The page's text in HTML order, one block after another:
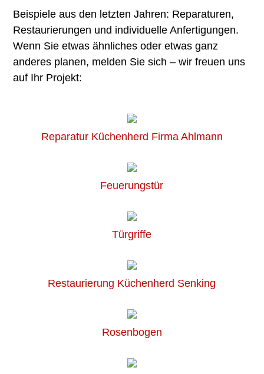
Beispiele aus den letzten Jahren: Reparaturen,
Restaurierungen und individuelle Anfertigungen.
Wenn Sie etwas ähnliches oder etwas ganz
anderes planen, melden Sie sich – wir freuen uns
auf Ihr Projekt:
Reparatur Küchenherd Firma Ahlmann
Feuerungstür
Türgriffe
Restaurierung Küchenherd Senking
Rosenbogen